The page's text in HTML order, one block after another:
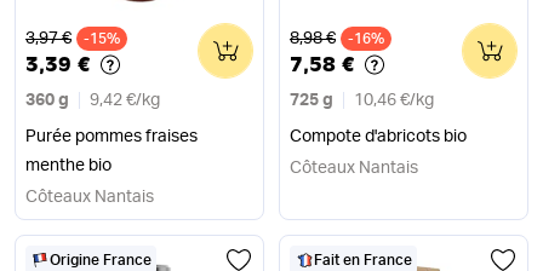
Ancien prix
3,97 € -15%
3,39 €
360 g 9,42 €/ kg
Purée pommes fraises
menthe bio
0
Côteaux Nantais
Ancien prix
8,98 € -16%
7,58 €
725 g 10,46 €/ kg
Compote d'abricots bio
0
Côteaux Nantais
Origine France Fait en France